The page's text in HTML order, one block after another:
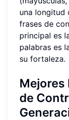
una longitud
frases de
principal es
palabras es
su fortaleza.
Mejores
de